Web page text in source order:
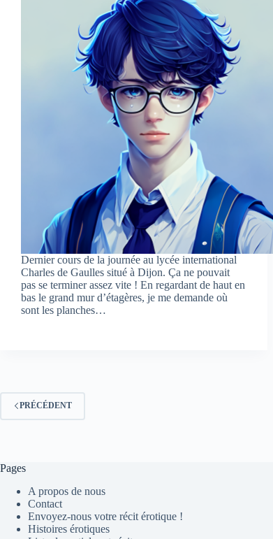
Dernier cours de la journée au lycée international
Charles de Gaulles situé à Dijon. Ça ne pouvait
pas se terminer assez vite ! En regardant de haut en
bas le grand mur d’étagères, je me demande où
sont les planches…
PRÉCÉDENT
Pages
A propos de nous
Contact
Envoyez-nous votre récit érotique !
Histoires érotiques